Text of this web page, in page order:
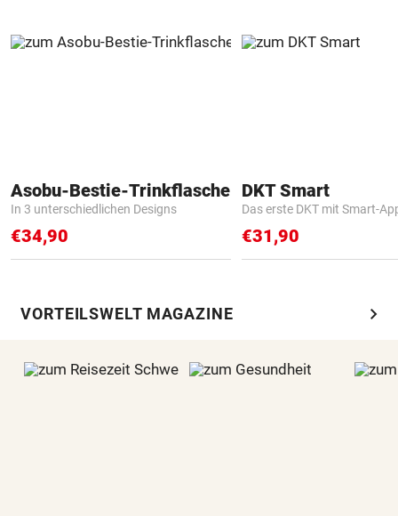
Asobu-Bestie-Trinkflasche
In 3 unterschiedlichen Designs
€34,90
DKT Smart
Das erste DKT mit Smart-
€31,90
VORTEILSWELT MAGAZINE chevron_right